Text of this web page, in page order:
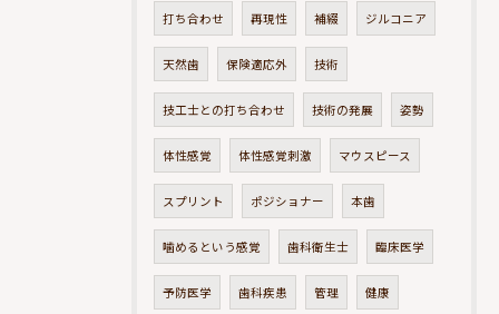
打ち合わせ 再現性 補綴 ジルコニア
天然歯 保険適応外 技術
技工士との打ち合わせ 技術の発展 姿勢
体性感覚 体性感覚刺激 マウスピース
スプリント ポジショナー 本歯
噛めるという感覚 歯科衛生士 臨床医学
予防医学 歯科疾患 管理 健康